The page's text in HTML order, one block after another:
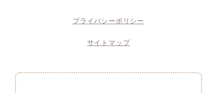
プライバシーポリシー
サイトマップ